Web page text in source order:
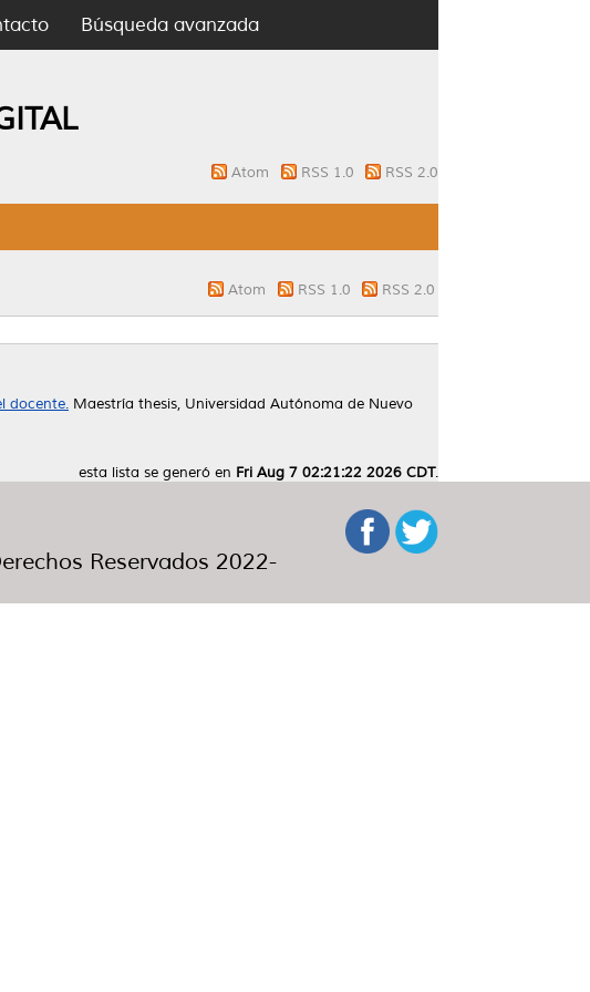
Búsqueda avanzada
Atom RSS 1.0 RSS 2.0
Atom RSS 1.0 RSS 2.0
docente. Maestría thesis, Universidad Autónoma de Nuevo
esta lista se generó en Fri Aug 7 02:21:22 2026 CDT.
Reservados 2022-